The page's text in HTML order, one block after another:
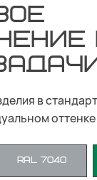
в
RAL 7040